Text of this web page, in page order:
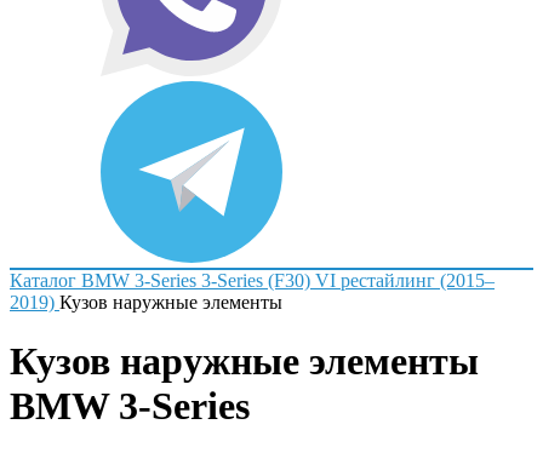
Каталог BMW 3-Series 3-Series (F30) VI рестайлинг (2015–
2019) Кузов наружные элементы
Кузов наружные элементы
BMW 3-Series